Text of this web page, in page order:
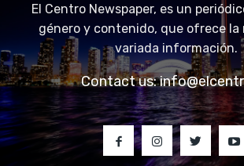
El Centro Newspaper, es un
género y contenido, que ofrece la
variada información.
Contact us: